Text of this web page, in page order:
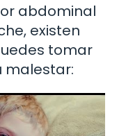
abdominal
existen
tomar
malestar: